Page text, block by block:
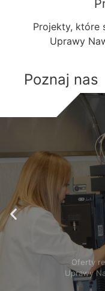
Projekty, które
Uprawy
Poznaj nas
Oferty
Uprawy